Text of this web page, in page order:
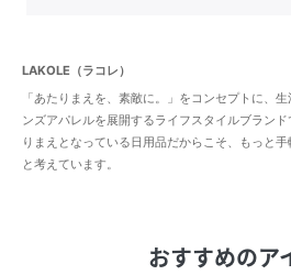
LAKOLE（ラコレ）
「あたりまえを、素敵に。」をコンセプトに、
ンズアパレルを展開するライフスタイルブラン
りまえとなっている日用品だからこそ、もっと
と考えています。
おすすめのア